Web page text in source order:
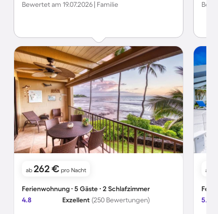
jederzeit gerne wiederkommen. Eine klare Empfehlung!
Bewertet am 19.07.2026 | Familie
ab 262 € pro Nacht
Ferienwohnung ∙ 5 Gäste ∙ 2 Schlafzimmer
4.8
Exzellent (250 Bewertungen)
ab
5.0